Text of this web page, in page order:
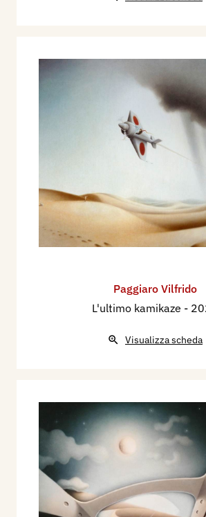
Paggiaro Vilfrido
L'ultimo kamikaze -
Visualizza scheda